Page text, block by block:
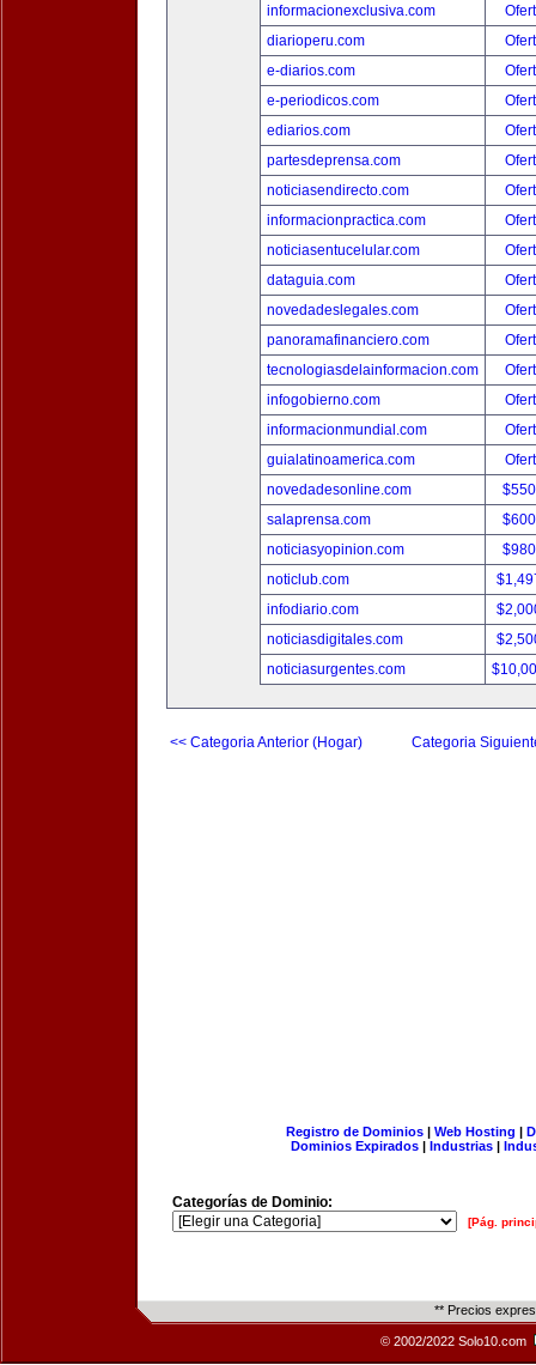
informacionexclusiva.com
diarioperu.com
e-diarios.com
e-periodicos.com
ediarios.com
partesdeprensa.com
noticiasendirecto.com
informacionpractica.com
noticiasentucelular.com
dataguia.com
novedadeslegales.com
panoramafinanciero.com
tecnologiasdelainformacion.com
infogobierno.com
informacionmundial.com
guialatinoamerica.com
novedadesonline.com
salaprensa.com
noticiasyopinion.com
noticlub.com
infodiario.com
noticiasdigitales.com
noticiasurgentes.com
<< Categoria Anterior (Hogar) Categoria
Registro de Dominios| Web Hosting |
Dominios Expirados | Industrias |
Categorías de Dominio:
[Pág.
** Precios
© 2002/2022 Solo10.com